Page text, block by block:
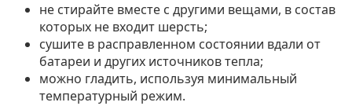
не стирайте вместе с другими вещами, в состав
которых не входит шерсть;
сушите в расправленном состоянии вдали от
батареи и других источников тепла;
можно гладить, используя минимальный
температурный режим.